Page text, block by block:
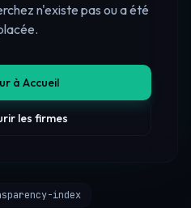
n'existe pas ou a été
à Accueil
les firmes
index